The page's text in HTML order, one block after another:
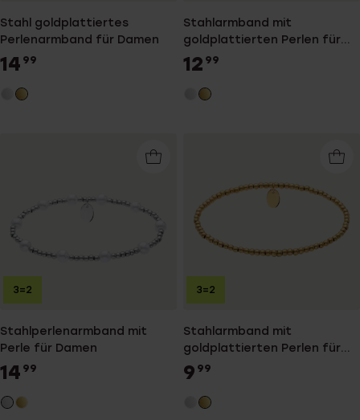
Stahl goldplattiertes
Perlenarmband für Damen
14 99
Stahlarmband mit
goldplattierten Perlen für
Damen
12 99
Stahlperlenarmband mit
Perle für Damen
14 99
3=2
Stahlarmband mit
goldplattierten Perlen für
Damen
9 99
3=2